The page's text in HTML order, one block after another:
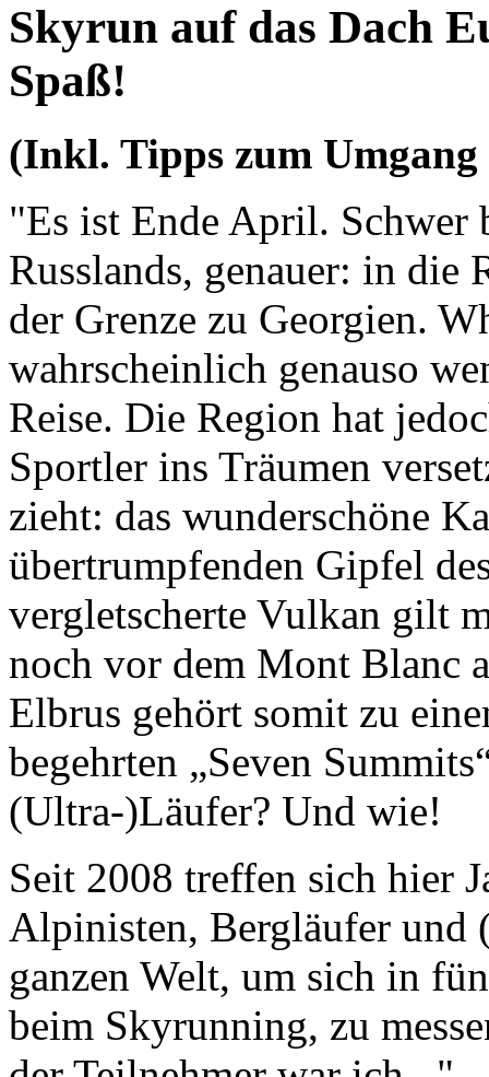
Skyrun auf das Dach
Spaß!
(Inkl. Tipps zum
"Es ist Ende April. Schwer
Russlands, genauer: in die
der Grenze zu Georgien.
wahrscheinlich genauso
Reise. Die Region hat
Sportler ins Träumen
zieht: das wunderschöne
übertrumpfenden Gipfel
vergletscherte Vulkan gilt
noch vor dem Mont Blanc
Elbrus gehört somit zu
begehrten „Seven
(Ultra-)Läufer? Und wie!
Seit 2008 treffen sich hier
Alpinisten, Bergläufer und
ganzen Welt, um sich in
beim Skyrunning, zu